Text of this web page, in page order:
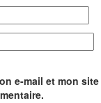
e-mail et mon